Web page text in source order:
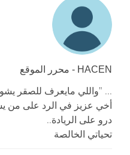
HACEN - محرر الموقع
... "واللي مايعرف للصقر
أخي عزيز في الرد على من
درو على الريادة..
تحياتي الخالصة